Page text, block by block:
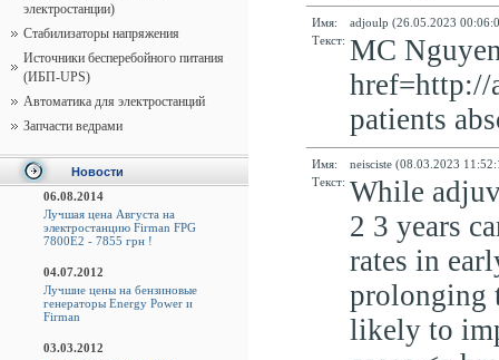
электростанции)
Стабилизаторы напряжения
Источники бесперебойного питания
(ИБП-UPS)
Автоматика для электростанций
Запчасти ведрами
Новости
06.08.2014
Лучшая цена Августа на
электростанцию Firman FPG
7800E2 - 7855 грн !
04.07.2012
Лучшие цены на бензиновые
генераторы Energy Power и
Firman
03.03.2012
Имя:
adjoulp (26.05.2023
Текст: MC
href=http://
patients
Имя:
neisciste (08.03.2023
Текст: While
2 3 years
rates in
prolonging
likely to